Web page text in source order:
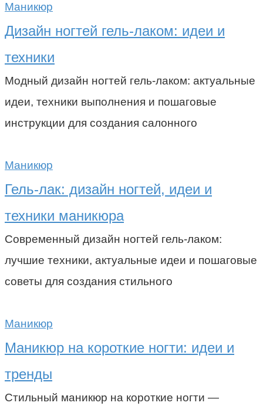
Маникюр
Дизайн ногтей гель-лаком: идеи и
техники
Модный дизайн ногтей гель-лаком: актуальные
идеи, техники выполнения и пошаговые
инструкции для создания салонного
Маникюр
Гель-лак: дизайн ногтей, идеи и
техники маникюра
Современный дизайн ногтей гель-лаком:
лучшие техники, актуальные идеи и пошаговые
советы для создания стильного
Маникюр
Маникюр на короткие ногти: идеи и
тренды
Стильный маникюр на короткие ногти —